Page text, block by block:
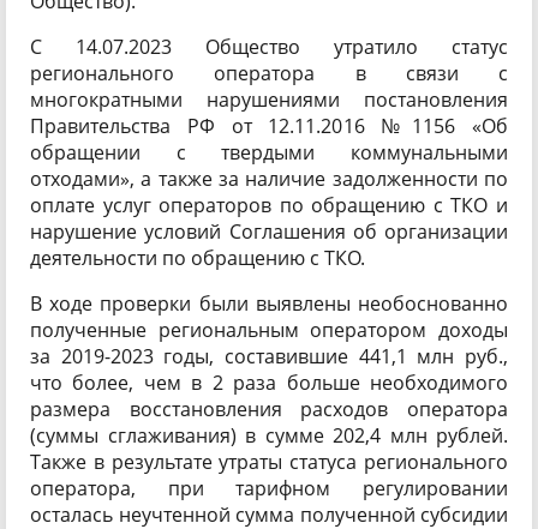
С 14.07.2023 Общество утратило статус
регионального оператора в связи с
многократными нарушениями постановления
Правительства РФ от 12.11.2016 №1156 «Об
обращении с твердыми коммунальными
отходами», а также за наличие задолженности по
оплате услуг операторов по обращению с ТКО и
нарушение условий Соглашения об организации
деятельности по обращению с ТКО.
В ходе проверки были выявлены необоснованно
полученные региональным оператором доходы
за 2019-2023 годы, составившие 441,1 млн руб.,
что более, чем в 2 раза больше необходимого
размера восстановления расходов оператора
(суммы сглаживания) в сумме 202,4 млн рублей.
Также в результате утраты статуса регионального
оператора, при тарифном регулировании
осталась неучтенной сумма полученной субсидии